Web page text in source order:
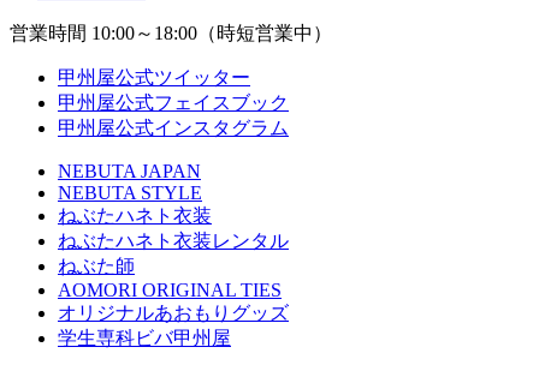
営業時間 10:00～18:00（時短営業中）
甲州屋公式ツイッター
甲州屋公式フェイスブック
甲州屋公式インスタグラム
NEBUTA JAPAN
NEBUTA STYLE
ねぶたハネト衣装
ねぶたハネト衣装レンタル
ねぶた師
AOMORI ORIGINAL TIES
オリジナルあおもりグッズ
学生専科ビバ甲州屋